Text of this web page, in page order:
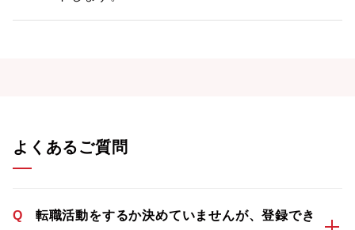
よくあるご質問
Q
転職活動をするか決めていませんが、登録でき